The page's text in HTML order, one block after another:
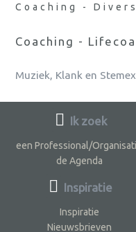
Coaching -
Coaching -
Muziek, Klank en
Ik zoek
een Professional/
de Agenda
Inspiratie
Inspiratie
Nieuwsbrieven